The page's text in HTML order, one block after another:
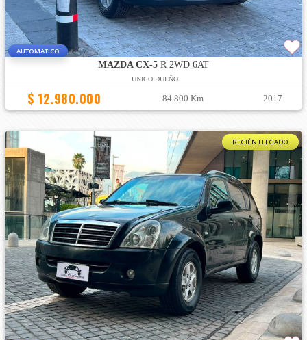
AUTOMATICO
MAZDA CX-5 R 2WD 6AT
UNICO DUEÑO
$ 12.980.000 84.800 Km 2017
RECIÉN LLEGADO